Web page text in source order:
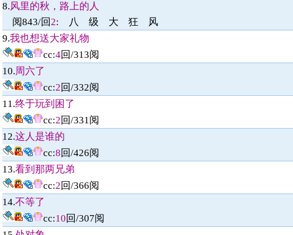
8.风里的秋，路上的人
‮风 狂 大 级 八
:
2
回/
348
阅
9.我也想送大家礼物
cc:4回/313阅
10.周六了
cc:2回/332阅
11.终于玩到困了
cc:2回/331阅
12.这人是谁的
cc:8回/426阅
13.看到那两兄弟
cc:2回/366阅
14.不等了
cc:10回/307阅